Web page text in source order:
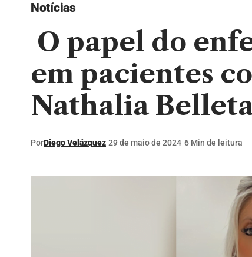
Notícias
O papel do
em pacientes
Nathalia
PorDiego Velázquez 29 de maio de 2024 6 Min de leitura